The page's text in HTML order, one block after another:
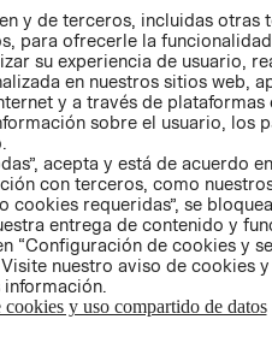
PETICIONES
QUEJAS Y
RECLAMOS
y de terceros, incluidas otras
para ofrecerle la
su experiencia de usuario,
en nuestros sitios web,
y a través de plataformas
sobre el usuario, los
acepta y está de acuerdo
con terceros, como
cookies requeridas”, se
entrega de contenido y
“Configuración de cookies y
nuestro aviso de cookies
cookies y uso compartido de datos